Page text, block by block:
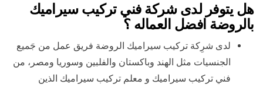
هل يتوفر لدى شركة فني تركيب سيراميك
بالروضة افضل العماله ؟
لدى شرِكة تركيب سيراميك الروضة فريق عمل من جَميع
الجنسيات مثل الهند وباكستان والفلبين وسوريا ومصر، من
فني تركيب سيراميك و معلم تركيب سيراميك الذين